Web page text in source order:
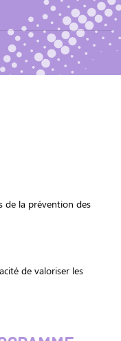
de la prévention des
de valoriser les